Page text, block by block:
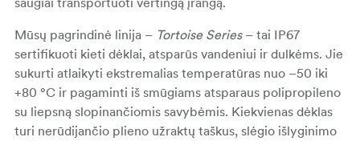
Mūsų pagrindinė linija – Tortoise Series– tai IP67
sertifikuoti kieti dėklai, atsparūs vandeniui ir dulkėms. Jie
sukurti atlaikyti ekstremalias temperatūras nuo –50 iki
+80 °C ir pagaminti iš smūgiams atsparaus polipropileno
su liepsną slopinančiomis savybėmis. Kiekvienas dėklas
turi nerūdijančio plieno užraktų taškus, slėgio išlyginimo